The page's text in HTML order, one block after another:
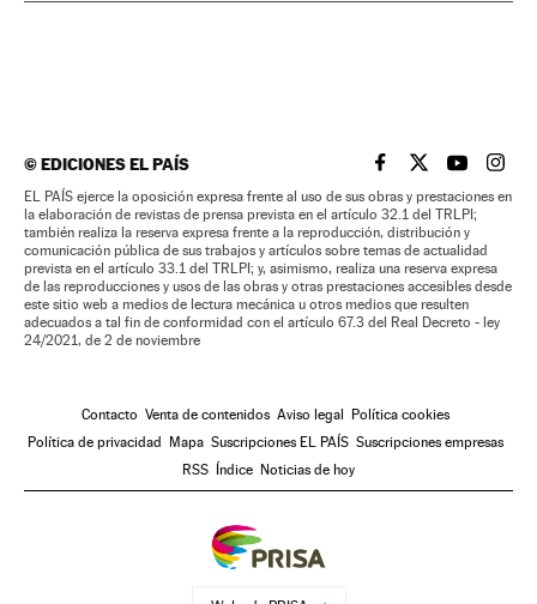
©EDICIONES EL PAÍS EL PAÍS BRASIL EN
EL PAÍSEL PAÍS
EL
EL PAÍS ejerce la oposición expresa frente al uso de sus obras y prestaciones en
la elaboración de revistas de prensa prevista en el artículo 32.1 del TRLPI;
también realiza la reserva expresa frente a la reproducción, distribución y
comunicación pública de sus trabajos y artículos sobre temas de actualidad
prevista en el artículo 33.1 del TRLPI; y, asimismo, realiza una reserva expresa
de las reproducciones y usos de las obras y otras prestaciones accesibles desde
este sitio web a medios de lectura mecánica u otros medios que resulten
adecuados a tal fin de conformidad con el artículo 67.3 del Real Decreto - ley
24/2021, de 2 de noviembre
Contacto Venta de contenidos Aviso legal
Política cookies
Política de privacidad
Mapa Suscripciones EL PAÍS Suscripciones empresas
RSS
Índice Noticias de hoy